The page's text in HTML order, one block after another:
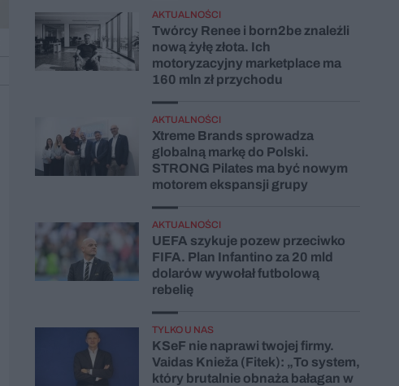
AKTUALNOŚCI
Twórcy Renee i born2be znaleźli
nową żyłę złota. Ich
motoryzacyjny marketplace ma
160 mln zł przychodu
AKTUALNOŚCI
Xtreme Brands sprowadza
globalną markę do Polski.
STRONG Pilates ma być nowym
motorem ekspansji grupy
AKTUALNOŚCI
UEFA szykuje pozew przeciwko
FIFA. Plan Infantino za 20 mld
dolarów wywołał futbolową
rebelię
TYLKO U NAS
KSeF nie naprawi twojej firmy.
Vaidas Knieža (Fitek): „To system,
który brutalnie obnaża bałagan w